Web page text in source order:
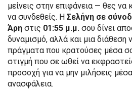
μείνεις στην επιφάνεια — θες να
να συνδεθείς. Η Σελήνη σε
Άρη στις 01:55 μ.μ. σου δίνει
δυναμισμό, αλλά και μια διάθεση
πράγματα που κρατούσες μέσα
στιγμή που σε ωθεί να
προσοχή για να μην μιλήσεις
ανασφάλεια.